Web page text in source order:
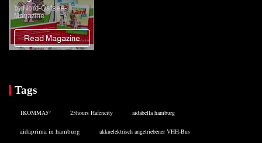
Tags
1KOMMA5° 25hours Hafencity aidabella hamburg
aidaprima in hamburg akkuelektrisch angetriebener VHH-Bus